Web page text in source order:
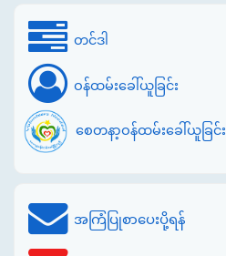
တင်ဒါ
ဝန်ထမ်းခေါ်ယူခြင်း
စေတနာ့ဝန်ထမ်းခေါ်ယူခြင်း
အကြံပြုစာပေးပို့ရန်